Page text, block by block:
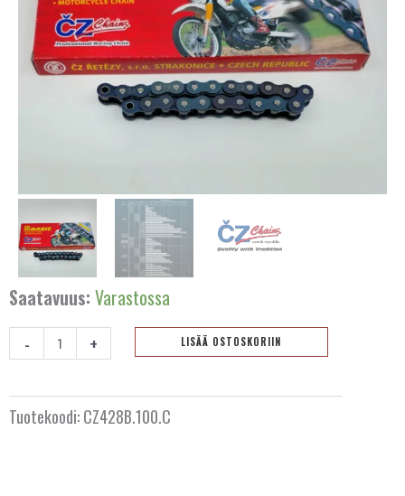
Saatavuus: Varastossa
-
CZ
428
+ LISÄÄ OSTOSKORIIN
Tuotekoodi:CZ428B.100.C
BELGIA
BULGARIA
ESPANJA
IRLANTI